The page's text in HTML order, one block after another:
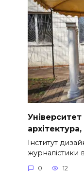
Університет
Інститут
журналістики
0 12